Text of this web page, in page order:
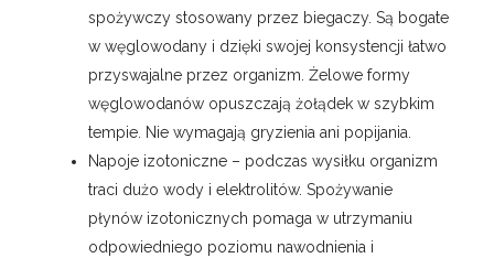
spożywczy stosowany przez biegaczy. Są bogate
w węglowodany i dzięki swojej konsystencji łatwo
przyswajalne przez organizm. Żelowe formy
węglowodanów opuszczają żołądek w szybkim
tempie. Nie wymagają gryzienia ani popijania.
Napoje izotoniczne – podczas wysiłku organizm
traci dużo wody i elektrolitów. Spożywanie
płynów izotonicznych pomaga w utrzymaniu
odpowiedniego poziomu nawodnienia i